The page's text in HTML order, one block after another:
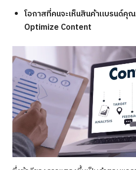
โอกาสที่คนจะเห็นสินค้าแบรนด์คุ
Optimize Content